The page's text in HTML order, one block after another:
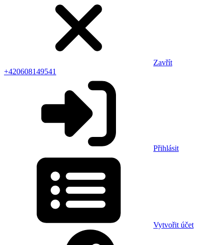
Zavřít
+420608149541
Přihlásit
Vytvořit účet